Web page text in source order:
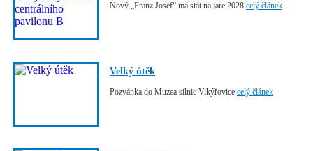
Nový „Franz Josef“ má stát na jaře 2028 celý článek
Velký útěk
Pozvánka do Muzea silnic Vikýřovice celý článek